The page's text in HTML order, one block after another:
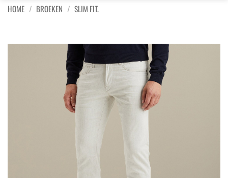
HOME / BROEKEN / SLIM FIT.